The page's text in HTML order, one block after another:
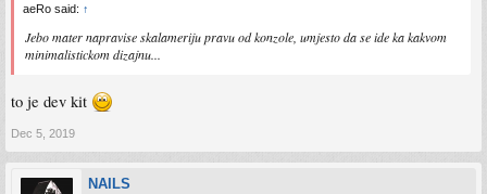
aeRo said: ↑
Jebo mater napravise skalameriju pravu od konzole, umjesto da se ide ka kakvom
minimalistickom dizajnu...
to je dev kit
Dec 5, 2019
NAILS